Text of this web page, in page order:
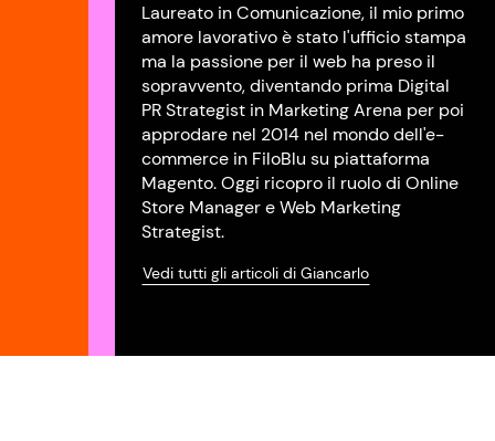
Laureato in Comunicazione, il mio primo
amore lavorativo è stato l'ufficio stampa
ma la passione per il web ha preso il
sopravvento, diventando prima Digital
PR Strategist in Marketing Arena per poi
approdare nel 2014 nel mondo dell'e-
commerce in FiloBlu su piattaforma
Magento. Oggi ricopro il ruolo di Online
Store Manager e Web Marketing
Strategist.
Vedi tutti gli articoli di Giancarlo